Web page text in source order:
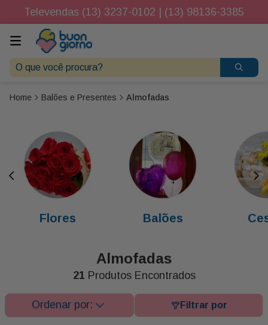
Televendas (13) 3237-0102 | (13) 98136-3385
O que você procura?
Balões e Presentes Almofadas
Flores Balões
Almofadas
21 Produtos Encontrados